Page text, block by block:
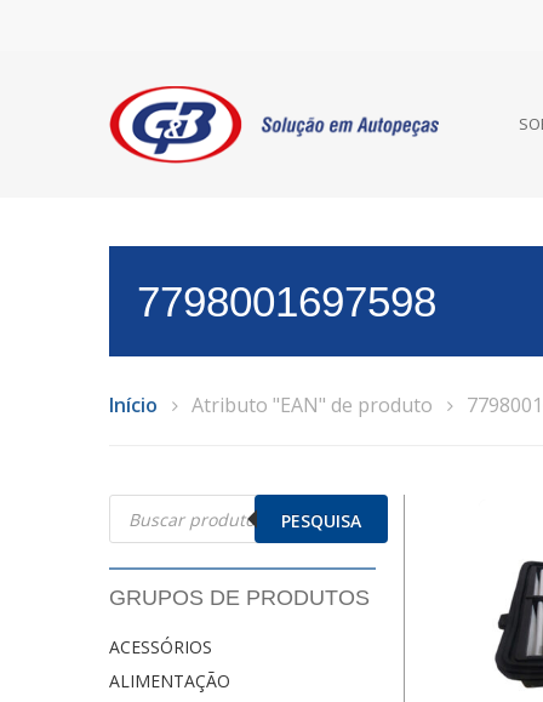
7798001697598
Início Atributo "EAN" de produto
Pesquisar
produtos PESQUISA
GRUPOS DE PRODUTOS
ACESSÓRIOS
ALIMENTAÇÃO